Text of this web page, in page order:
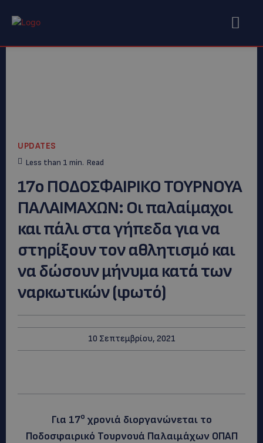
UPDATES
Less than 1 min. Read
17ο ΠΟΔΟΣΦΑΙΡΙΚΟ ΤΟΥΡΝΟΥΑ
ΠΑΛΑΙΜΑΧΩΝ: Οι παλαίμαχοι
και πάλι στα γήπεδα για να
στηρίξουν τον αθλητισμό και
να δώσουν μήνυμα κατά των
ναρκωτικών (φωτό)
10 Σεπτεμβρίου, 2021
Για 17ο χρονιά διοργανώνεται το
Ποδοσφαιρικό Τουρνουά Παλαιμάχων ΟΠΑΠ